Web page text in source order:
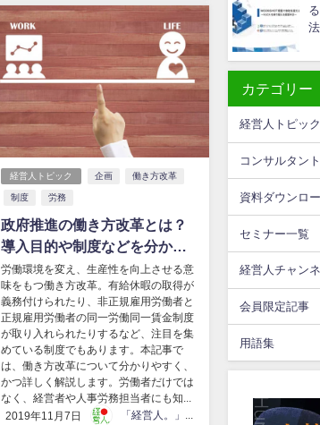
経営人トピック 企画 働き方改革
制度 労務
政府推進の働き方改革とは？
導入目的や制度などを分かり
やすく解説！
労働環境を変え、生産性を向上させる意
味をもつ働き方改革。有給休暇の取得が
義務付けられたり、非正規雇用労働者と
正規雇用労働者の同一労働同一賃金制度
が取り入れられたりするなど、注目を集
めている制度でもあります。本記事で
は、働き方改革について分かりやすく、
かつ詳しく解説します。労働者だけでは
なく、経営者や人事労務担当者にも知...
2019年11月7日
カテゴリー
経営人トピック
コンサルタン
資料ダウンロ
セミナー一覧
経営人チャン
会員限定記事
用語集